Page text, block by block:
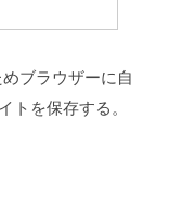
ブラウザーに自
トを保存する。